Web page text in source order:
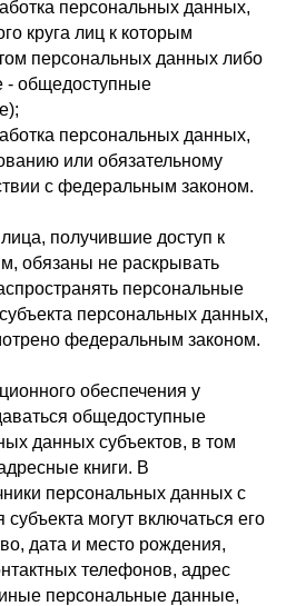
персональных данных,
круга лиц к которым
персональных данных либо
- общедоступные
персональных данных,
или обязательному
с федеральным законом.
получившие доступ к
обязаны не раскрывать
персональные
персональных данных,
федеральным законом.
обеспечения у
общедоступные
данных субъектов, в том
книги. В
персональных данных с
субъекта могут включаться его
дата и место рождения,
телефонов, адрес
персональные данные,